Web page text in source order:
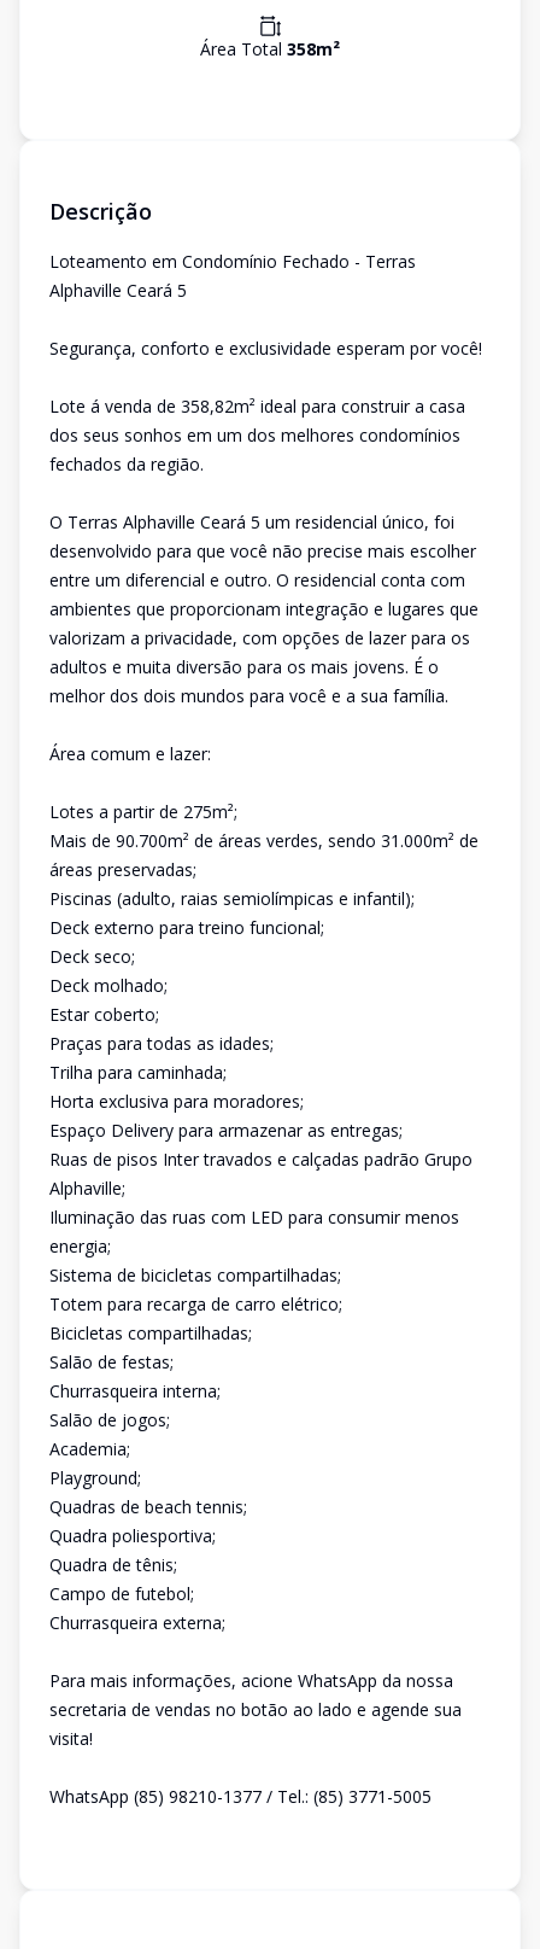
Área Total 358m²
Descrição
Loteamento em Condomínio Fechado - Terras
Alphaville Ceará 5
Segurança, conforto e exclusividade esperam por você!
Lote á venda de 358,82m² ideal para construir a casa
dos seus sonhos em um dos melhores condomínios
fechados da região.
O Terras Alphaville Ceará 5 um residencial único, foi
desenvolvido para que você não precise mais escolher
entre um diferencial e outro. O residencial conta com
ambientes que proporcionam integração e lugares que
valorizam a privacidade, com opções de lazer para os
adultos e muita diversão para os mais jovens. É o
melhor dos dois mundos para você e a sua família.
Área comum e lazer:
Lotes a partir de 275m²;
Mais de 90.700m² de áreas verdes, sendo 31.000m² de
áreas preservadas;
Piscinas (adulto, raias semiolímpicas e infantil);
Deck externo para treino funcional;
Deck seco;
Deck molhado;
Estar coberto;
Praças para todas as idades;
Trilha para caminhada;
Horta exclusiva para moradores;
Espaço Delivery para armazenar as entregas;
Ruas de pisos Inter travados e calçadas padrão Grupo
Alphaville;
Iluminação das ruas com LED para consumir menos
energia;
Sistema de bicicletas compartilhadas;
Totem para recarga de carro elétrico;
Bicicletas compartilhadas;
Salão de festas;
Churrasqueira interna;
Salão de jogos;
Academia;
Playground;
Quadras de beach tennis;
Quadra poliesportiva;
Quadra de tênis;
Campo de futebol;
Churrasqueira externa;
Para mais informações, acione WhatsApp da nossa
secretaria de vendas no botão ao lado e agende sua
visita!
WhatsApp (85) 98210-1377 / Tel.: (85) 3771-5005